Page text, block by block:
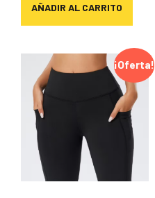
AÑADIR AL CARRITO
¡Oferta!